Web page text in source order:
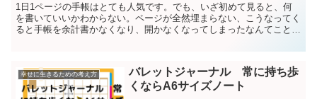
1日1ページの手帳はとても人気です。でも、いざ初めて見ると、何
を書いていいかわからない。ページが全然埋まらない、こうなってく
ると手帳を余計書かなくなり、開かなくなってしまったなんてこと
幸せに生きるための考え方
バレットジャーナル 常に持ち歩
くならA6サイズノート